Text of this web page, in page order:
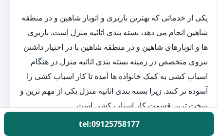
یکی از خدماتی که بهترین باربری و اتوبار شاهین و در منطقه
شاهین انجام می دهد، بسته بندی اثاثیه منزل است. باربری
ها و اتوبارهای شاهین و در منطقه شاهین با در اختیار داشتن
نیروی متخصص در زمینه بسته بندی اثاثیه منزل در هنگام
اسباب کشی به کمک خانواده ها آمده تا کار اسباب کشی را
آسوده تر کنند. زیرا بسته بندی اثاثیه منزل یکی از مهم ترین و
سخت ترین قسمت کار اسباب کشی است.
اتوبار حمل اثاث منزل در شاهین و در منطقه شاهین
tel:09125758177